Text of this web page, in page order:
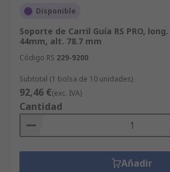
Disponible
Soporte de Carril Guía RS PRO,
44mm, alt. 78.7 mm
Código RS 229-9200
Subtotal (1 bolsa de 10 unidades)
92,46 €(exc. IVA)
Cantidad
Añadir